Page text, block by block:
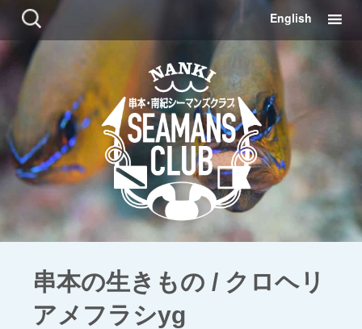
検
索:
コ
ン
ツ
に
English
串本の生きもの / クロヘリ
アメフラシyg